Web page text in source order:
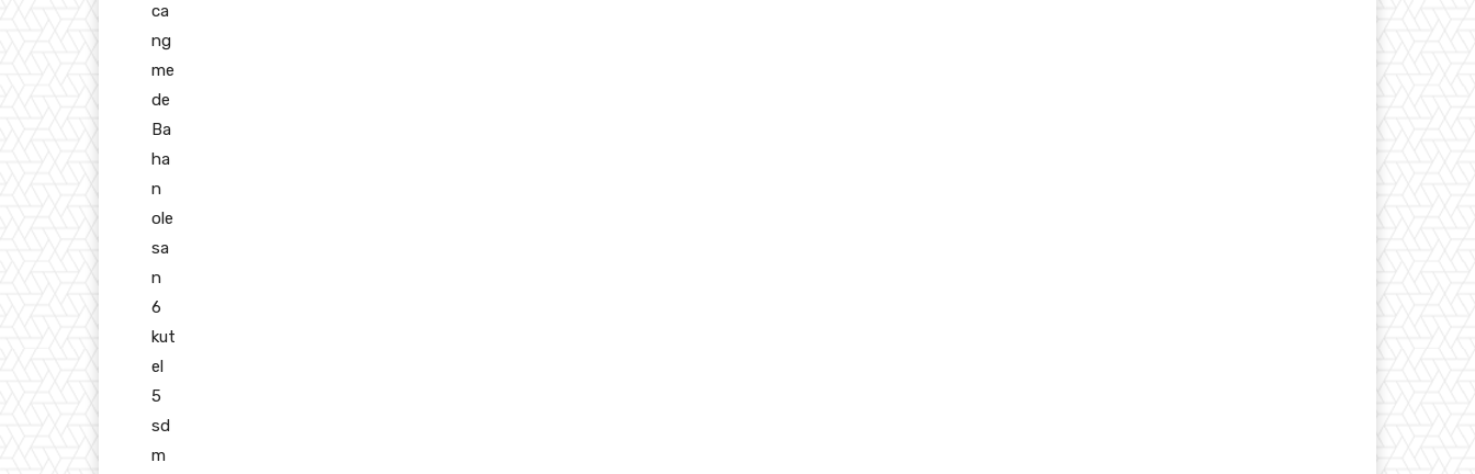
ca
ng
me
de
Ba
ha
n
ole
sa
n
6
kut
el
5
sd
m